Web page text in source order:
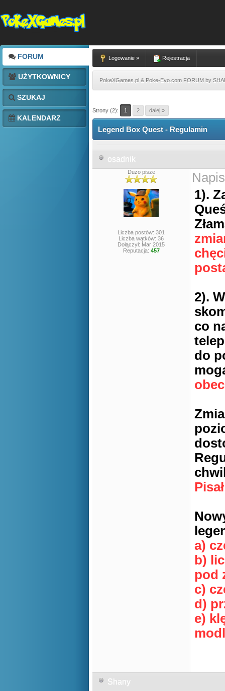
FORUM
UŻYTKOWNICY
SZUKAJ
KALENDARZ
Logowanie » Rejestracja
PokeXGames.pl & Poke-Evo.com FORUM by
Strony (2): 1 2 dalej »
Legend Box Quest - Regulamin
osadnik
Dużo pisze
Liczba postów: 301
Liczba wątków: 36
Dołączył: Mar 2015
Reputacja: 457
1).
2).
co
do
a)
b)
pod
c)
d)
e)
Shany